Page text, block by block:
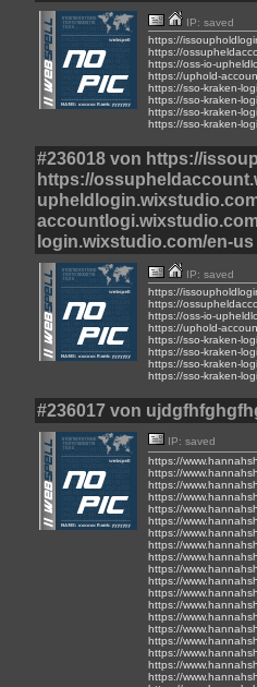
IP: saved
https://
https://
https://oss-io-
https://uphold-
https://sso-kraken-
https://sso-kraken-
https://sso-kraken-
https://sso-kraken-
#236018 von https://
https://
login.wixstudio.com/en-
IP: saved
https://
https://
https://oss-io-
https://uphold-
https://sso-kraken-
https://sso-kraken-
https://sso-kraken-
https://sso-kraken-
#236017 von
IP: saved
https://
https://
https://
https://
https://
https://
https://
https://
https://
https://
https://
https://
https://
https://
https://
https://
https://
https://
https://